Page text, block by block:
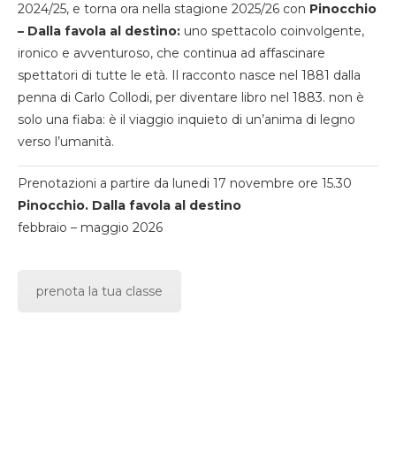
2024/25, e torna ora nella stagione 2025/26 con Pinocchio
– Dalla favola al destino: uno spettacolo coinvolgente,
ironico e avventuroso, che continua ad affascinare
spettatori di tutte le età. Il racconto nasce nel 1881 dalla
penna di Carlo Collodi, per diventare libro nel 1883. non è
solo una fiaba: è il viaggio inquieto di un’anima di legno
verso l’umanità.
Prenotazioni a partire da lunedi 17 novembre ore 15.30
Pinocchio. Dalla favola al destino
febbraio – maggio 2026
prenota la tua classe